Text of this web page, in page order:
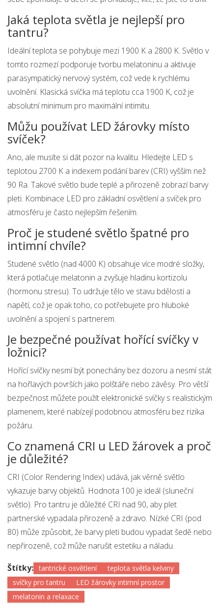
Jaká teplota světla je nejlepší pro
tantru?
Ideální teplota se pohybuje mezi 1900 K a 2800 K. Světlo v
tomto rozmezí podporuje tvorbu melatoninu a aktivuje
parasympatický nervový systém, což vede k rychlému
uvolnění. Klasická svíčka má teplotu cca 1900 K, což je
absolutní minimum pro maximální intimitu.
Můžu používat LED žárovky místo
svíček?
Ano, ale musíte si dát pozor na kvalitu. Hledejte LED s
teplotou 2700 K a indexem podání barev (CRI) vyšším než
90 Ra. Takové světlo bude teplé a přirozeně zobrazí barvy
pleti. Kombinace LED pro základní osvětlení a svíček pro
atmosféru je často nejlepším řešením.
Proč je studené světlo špatné pro
intimní chvíle?
Studené světlo (nad 4000 K) obsahuje více modré složky,
která potlačuje melatonin a zvyšuje hladinu kortizolu
(hormonu stresu). To udržuje tělo ve stavu bdělosti a
napětí, což je opak toho, co potřebujete pro hluboké
uvolnění a spojení s partnerem.
Je bezpečné používat hořící svíčky v
ložnici?
Hořící svíčky nesmí být ponechány bez dozoru a nesmí stát
na hořlavých površích jako polštáře nebo závěsy. Pro větší
bezpečnost můžete použít elektronické svíčky s realistickým
plamenem, které nabízejí podobnou atmosféru bez rizika
požáru.
Co znamená CRI u LED žárovek a proč
je důležité?
CRI (Color Rendering Index) udává, jak věrně světlo
vykazuje barvy objektů. Hodnota 100 je ideál (sluneční
světlo). Pro tantru je důležité CRI nad 90, aby plet
partnerské vypadala přirozeně a zdravo. Nízké CRI (pod
80) může způsobit, že barvy pleti budou vypadat šedě nebo
nepřirozeně, což může narušit estetiku a náladu.
Štítky: tantrické osvětlení
teplota světla kelviny
svíčky pro tantru
LED žárovky intimní prostor
melatonin a relaxace